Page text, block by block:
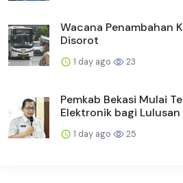
Wacana Penambahan
Disorot
1 day ago 23
Pemkab Bekasi Mulai
Elektronik bagi Lulusan
1 day ago 25